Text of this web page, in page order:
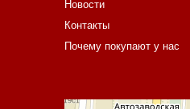
Новости
Контакты
Почему покупают у нас